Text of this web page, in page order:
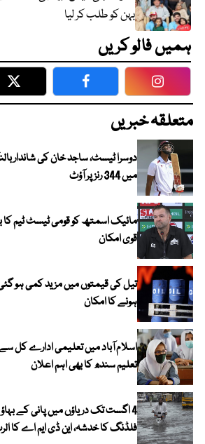
بہن کو طلب کر لیا
ہمیں فالو کریں
Twitter Facebook
متعلقہ خبریں
دوسرا ٹیسٹ، ساجد خان کی شاندار
میں 344 رنز پر آؤٹ
مائیک اسمتھ کو قومی ٹیسٹ ٹیم کا
قوی امکان
تیل کی قیمتوں میں مزید کمی ہو
ہونے کا امکان
اسلام آباد میں تعلیمی ادارے کل
تعلیم سندھ کا بھی اہم اعلان
4 اگست تک دریاؤں میں پانی کے
فلڈنگ کا خدشہ، این ڈی ایم اے کا